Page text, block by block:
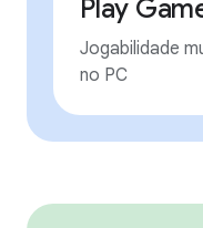
Play
Jogabilidade
no PC